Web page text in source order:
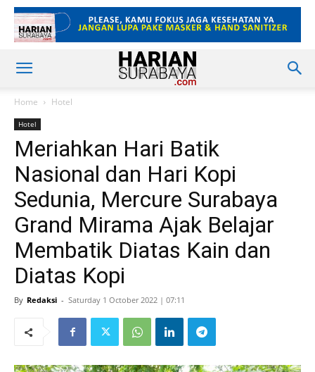
Home Hotel
Hotel
Meriahkan Hari Batik
Nasional dan Hari Kopi
Sedunia, Mercure Surabaya
Grand Mirama Ajak Belajar
Membatik Diatas Kain dan
Diatas Kopi
By Redaksi - Saturday 1 October 2022 | 07:11